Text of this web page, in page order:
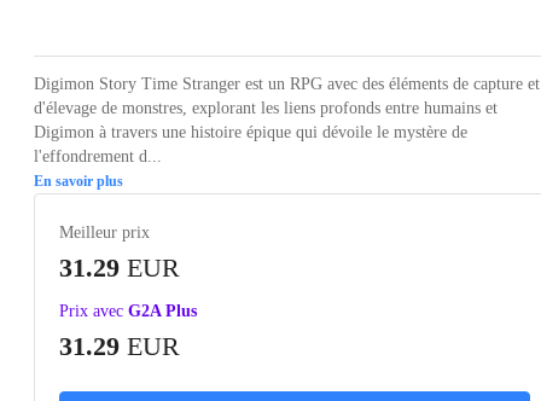
Digimon Story Time Stranger est un RPG avec des éléments de capture et
d'élevage de monstres, explorant les liens profonds entre humains et
Digimon à travers une histoire épique qui dévoile le mystère de
l'effondrement d...
En savoir plus
Meilleur prix
31.29 EUR
Prix avec G2A Plus
31.29 EUR